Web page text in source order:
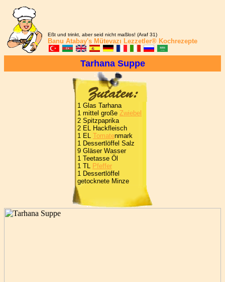
Eßt und trinkt, aber seid nicht maßlos! (Araf 31)
Banu Atabay's Mütevazı Lezzetler® Kochrezepte
Tarhana Suppe
1 Glas Tarhana
1 mittel große Zwiebel
2 Spitzpaprika
2 EL Hackfleisch
1 EL Tomatenmark
1 Dessertlöffel Salz
9 Gläser Wasser
1 Teetasse Öl
1 TL Pfeffer
1 Dessertlöffel
getocknete Minze